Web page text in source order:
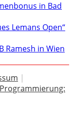
in Bad
Lemans Open“
Ramesh in Wien
|